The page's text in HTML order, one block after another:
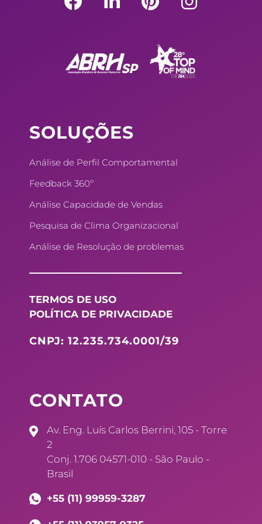
a
b
i
e
i
e
n
a
g
SOLUÇÕES
Análise de Perfil Comportamental
Feedback 360º
Análise Capacidade de Vendas
Pesquisa de Clima Organizacional
Análise de Resolução de problemas
TERMOS DE USO
POLÍTICA DE PRIVACIDADE
CNPJ: 12.235.734.0001/39
CONTATO
Av. Eng. Luís Carlos Berrini, 105 - Torre
2
Conj. 1.706 04571-010 - São Paulo -
Brasil
+55 (11) 99959-3287